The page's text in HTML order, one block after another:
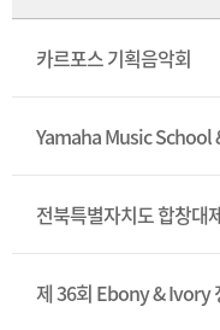
카르포스 기획음악회
Yamaha Music School
전북특별자치도 합창대
제 36회 Ebony & Ivory